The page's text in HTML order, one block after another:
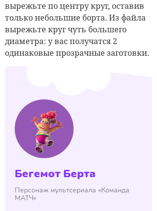
вырежьте по центру круг, оставив
тольконебольшие борта. Из файла
вырежьте круг чуть большего
диаметра: у васполучатся 2
одинаковые прозрачные заготовки.
Бегемот Берта
Персонаж мультсериала «Команда
МАТЧ»